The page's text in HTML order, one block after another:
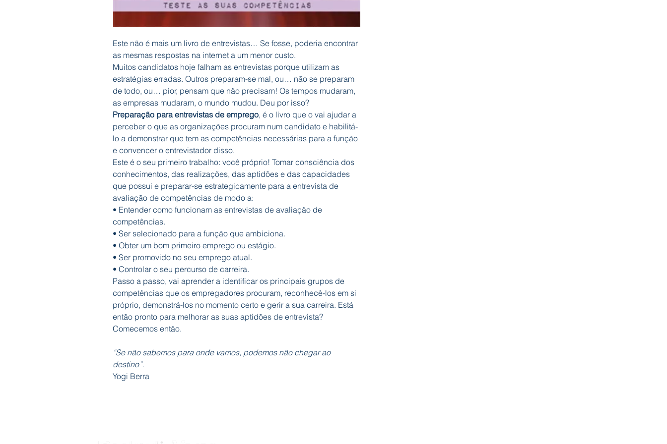
Este não é mais um livro de entrevistas… Se fosse, poderia encontrar
as mesmas respostas na internet a um menor custo.
Muitos candidatos hoje falham as entrevistas porque utilizam as
estratégias erradas. Outros preparam-se mal, ou… não se preparam
de todo, ou… pior, pensam que não precisam! Os tempos mudaram,
as empresas mudaram, o mundo mudou. Deu por isso?
Preparação para entrevistas de emprego, é o livro que o vai ajudar a
perceber o que as organizações procuram num candidato e habilitá-
lo a demonstrar que tem as competências necessárias para a função
e convencer o entrevistador disso.
Este é o seu primeiro trabalho: você próprio! Tomar consciência dos
conhecimentos, das realizações, das aptidões e das capacidades
que possui e preparar-se estrategicamente para a entrevista de
avaliação de competências de modo a:
• Entender como funcionam as entrevistas de avaliação de
competências.
• Ser selecionado para a função que ambiciona.
• Obter um bom primeiro emprego ou estágio.
• Ser promovido no seu emprego atual.
• Controlar o seu percurso de carreira.
Passo a passo, vai aprender a identificar os principais grupos de
competências que os empregadores procuram, reconhecê-los em si
próprio, demonstrá-los no momento certo e gerir a sua carreira. Está
então pronto para melhorar as suas aptidões de entrevista?
Comecemos então.
“Se não sabemos para onde vamos, podemos não chegar ao
destino”.
Yogi Berra